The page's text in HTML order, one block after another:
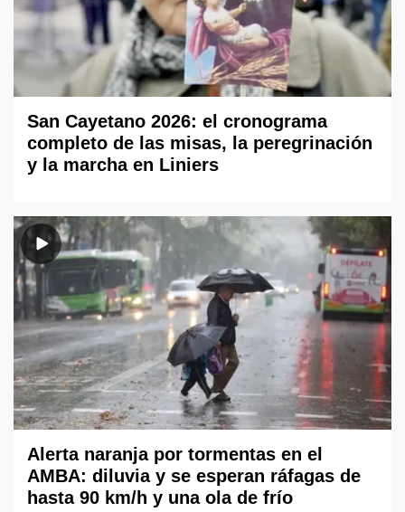
San Cayetano 2026: el cronograma
completo de las misas, la peregrinación
y la marcha en Liniers
Alerta naranja por tormentas en el
AMBA: diluvia y se esperan ráfagas de
hasta 90 km/h y una ola de frío